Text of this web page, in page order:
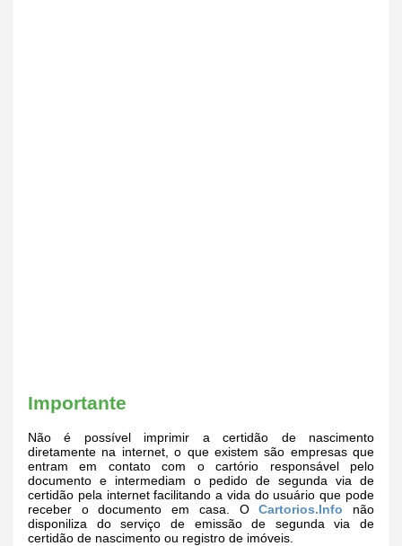
Importante
Não é possível imprimir a certidão de nascimento
diretamente na internet, o que existem são empresas que
entram em contato com o cartório responsável pelo
documento e intermediam o pedido de segunda via de
certidão pela internet facilitando a vida do usuário que pode
receber o documento em casa. OCartorios.Info não
disponiliza do serviço de emissão de segunda via de
certidão de nascimento ou registro de imóveis.